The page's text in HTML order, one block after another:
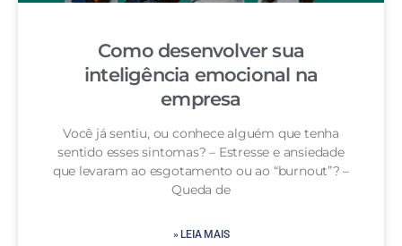
Como desenvolver sua
inteligência emocional na
empresa
Você já sentiu, ou conhece alguém que tenha
sentido esses sintomas? – Estresse e ansiedade
que levaram ao esgotamento ou ao “burnout”? –
Queda de
» LEIA MAIS